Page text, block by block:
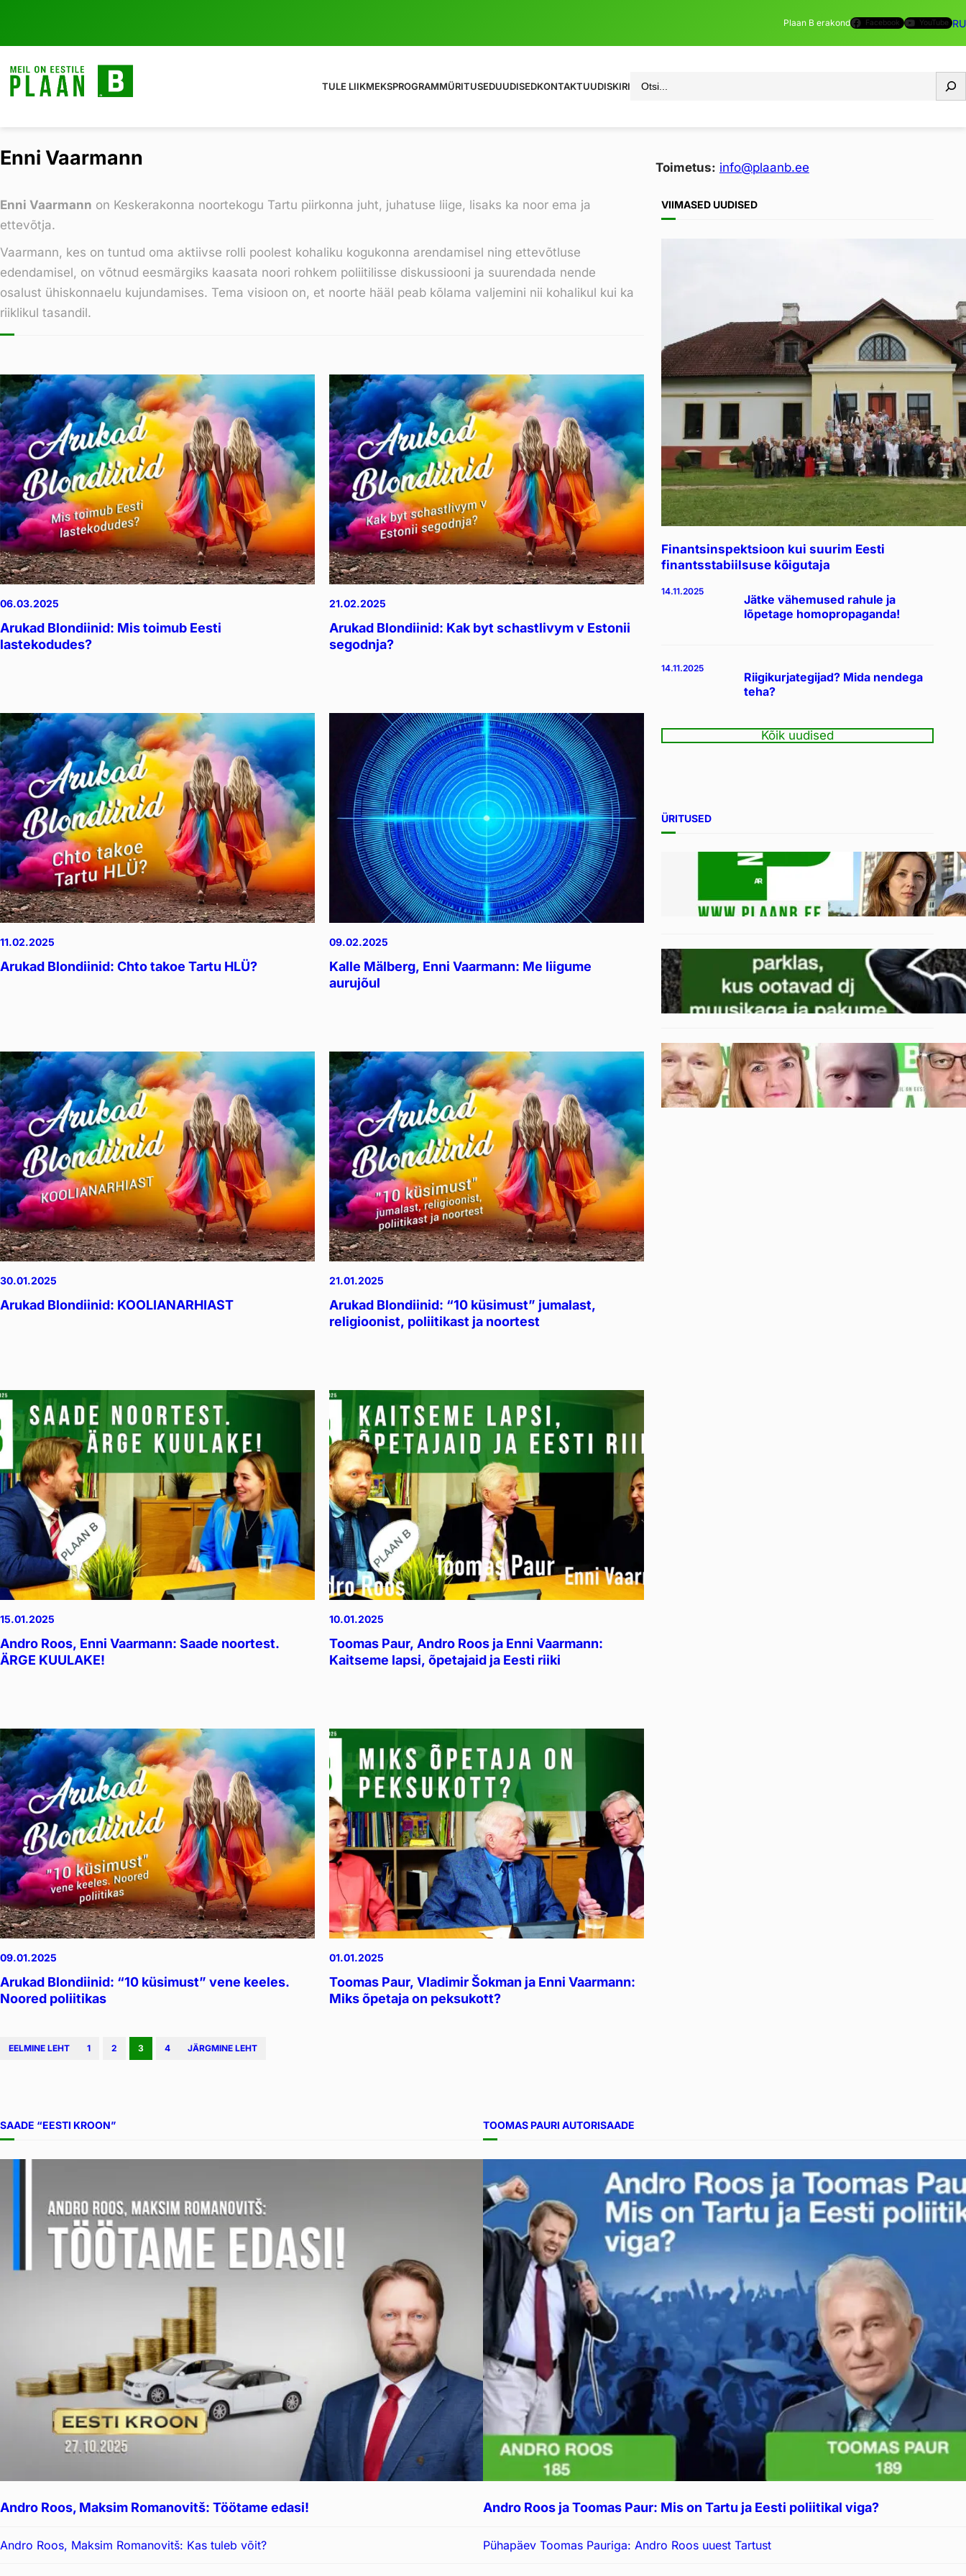
Plaan B erakond Facebook YouTube RU
TULE LIIKMEKSPROGRAMMÜRITUSEDUUDISEDKONTAKTUUDISKIRIOtsi
Enni Vaarmann
Enni Vaarmann on Keskerakonna noortekogu Tartu piirkonna juht, juhatuse liige, lisaks ka noor ema ja
ettevõtja.
Vaarmann, kes on tuntud oma aktiivse rolli poolest kohaliku kogukonna arendamisel ning ettevõtluse
edendamisel, on võtnud eesmärgiks kaasata noori rohkem poliitilisse diskussiooni ja suurendada nende
osalust ühiskonnaelu kujundamises. Tema visioon on, et noorte hääl peab kõlama valjemini nii kohalikul kui ka
riiklikul tasandil.
06.03.2025
Arukad Blondiinid: Mis toimub Eesti
lastekodudes?
21.02.2025
Arukad Blondiinid: Kak byt schastlivym v Estonii
segodnja?
11.02.2025
Arukad Blondiinid: Chto takoe Tartu HLÜ?
09.02.2025
Kalle Mälberg, Enni Vaarmann: Me liigume
aurujõul
30.01.2025
Arukad Blondiinid: KOOLIANARHIAST
21.01.2025
Arukad Blondiinid: “10 küsimust” jumalast,
religioonist, poliitikast ja noortest
15.01.2025
Andro Roos, Enni Vaarmann: Saade noortest.
ÄRGE KUULAKE!
10.01.2025
Toomas Paur, Andro Roos ja Enni Vaarmann:
Kaitseme lapsi, õpetajaid ja Eesti riiki
09.01.2025
Arukad Blondiinid: “10 küsimust” vene keeles.
Noored poliitikas
01.01.2025
Toomas Paur, Vladimir Šokman ja Enni Vaarmann:
Miks õpetaja on peksukott?
EELMINE LEHT 1 2 3 4 JÄRGMINE LEHT
Toimetus: info@plaanb.ee
VIIMASED UUDISED
Finantsinspektsioon kui suurim Eesti
finantsstabiilsuse kõigutaja
14.11.2025
Jätke vähemused rahule ja
lõpetage homopropaganda!
14.11.2025
Riigikurjategijad? Mida nendega
teha?
Kõik uudised
ÜRITUSED
03.11.2025
TULEKUL: 11.11. meeleavaldus
Toompeal sundüürnike õiguste
kaitseks
16.10.2025
Tule: Ühisrongkäik 18.10. kl 16
Tartus
15.10.2025
Digikohvik: Plaan B linnapea
kandidaadid
SAADE “EESTI KROON”
Andro Roos, Maksim Romanovitš: Töötame edasi!
Andro Roos, Maksim Romanovitš: Kas tuleb võit?
TOOMAS PAURI AUTORISAADE
Andro Roos ja Toomas Paur: Mis on Tartu ja Eesti poliitikal viga?
Pühapäev Toomas Pauriga: Andro Roos uuest Tartust